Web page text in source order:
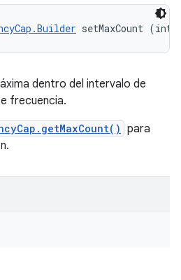
setMaxCount (int
dentro del intervalo de
frecuencia.
para